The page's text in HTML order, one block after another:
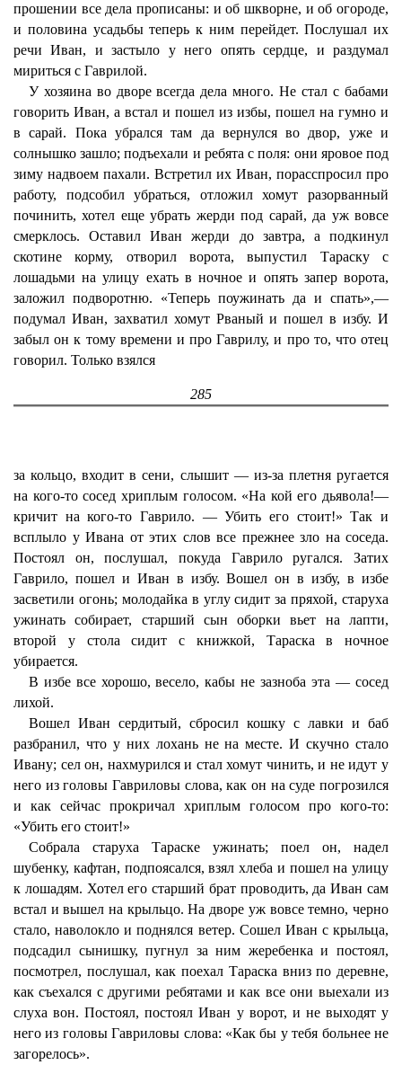
прошении все дела прописаны: и об шкворне, и об огороде,
и половина усадьбы теперь к ним перейдет. Послушал их
речи Иван, и застыло у него опять сердце, и раздумал
мириться с Гаврилой.
У хозяина во дворе всегда дела много. Не стал с бабами
говорить Иван, а встал и пошел из избы, пошел на гумно и
в сарай. Пока убрался там да вернулся во двор, уже и
солнышко зашло; подъехали и ребята с поля: они яровое под
зиму надвоем пахали. Встретил их Иван, порасспросил про
работу, подсобил убраться, отложил хомут разорванный
починить, хотел еще убрать жерди под сарай, да уж вовсе
смерклось. Оставил Иван жерди до завтра, а подкинул
скотине корму, отворил ворота, выпустил Тараску с
лошадьми на улицу ехать в ночное и опять запер ворота,
заложил подворотню. «Теперь поужинать да и спать»,—
подумал Иван, захватил хомут Рваный и пошел в избу. И
забыл он к тому времени и про Гаврилу, и про то, что отец
говорил. Только взялся
285
за кольцо, входит в сени, слышит — из-за плетня ругается
на кого-то сосед хриплым голосом. «На кой его дьявола!—
кричит на кого-то Гаврило. — Убить его стоит!» Так и
всплыло у Ивана от этих слов все прежнее зло на соседа.
Постоял он, послушал, покуда Гаврило ругался. Затих
Гаврило, пошел и Иван в избу. Вошел он в избу, в избе
засветили огонь; молодайка в углу сидит за пряхой, старуха
ужинать собирает, старший сын оборки вьет на лапти,
второй у стола сидит с книжкой, Тараска в ночное
убирается.
В избе все хорошо, весело, кабы не зазноба эта — сосед
лихой.
Вошел Иван сердитый, сбросил кошку с лавки и баб
разбранил, что у них лохань не на месте. И скучно стало
Ивану; сел он, нахмурился и стал хомут чинить, и не идут у
него из головы Гавриловы слова, как он на суде погрозился
и как сейчас прокричал хриплым голосом про кого-то:
«Убить его стоит!»
Собрала старуха Тараске ужинать; поел он, надел
шубенку, кафтан, подпоясался, взял хлеба и пошел на улицу
к лошадям. Хотел его старший брат проводить, да Иван сам
встал и вышел на крыльцо. На дворе уж вовсе темно, черно
стало, наволокло и поднялся ветер. Сошел Иван с крыльца,
подсадил сынишку, пугнул за ним жеребенка и постоял,
посмотрел, послушал, как поехал Тараска вниз по деревне,
как съехался с другими ребятами и как все они выехали из
слуха вон. Постоял, постоял Иван у ворот, и не выходят у
него из головы Гавриловы слова: «Как бы у тебя больнее не
загорелось».